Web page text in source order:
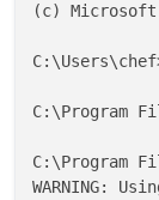
(c)
C:\Program
C:\Program